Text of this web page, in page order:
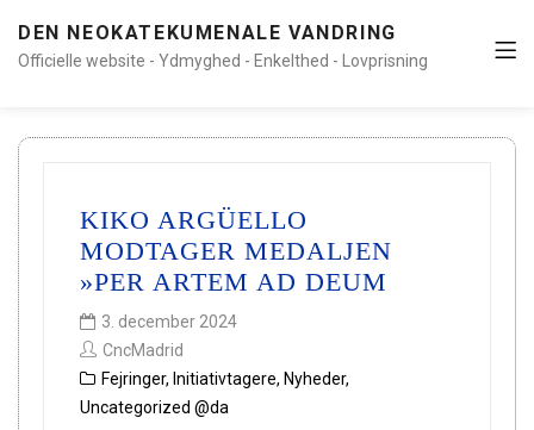
DEN NEOKATEKUMENALE VANDRING
Officielle website - Ydmyghed - Enkelthed - Lovprisning
KIKO ARGÜELLO
MODTAGER MEDALJEN
»PER ARTEM AD DEUM
3. december 2024
CncMadrid
Fejringer, Initiativtagere, Nyheder,
Uncategorized @da